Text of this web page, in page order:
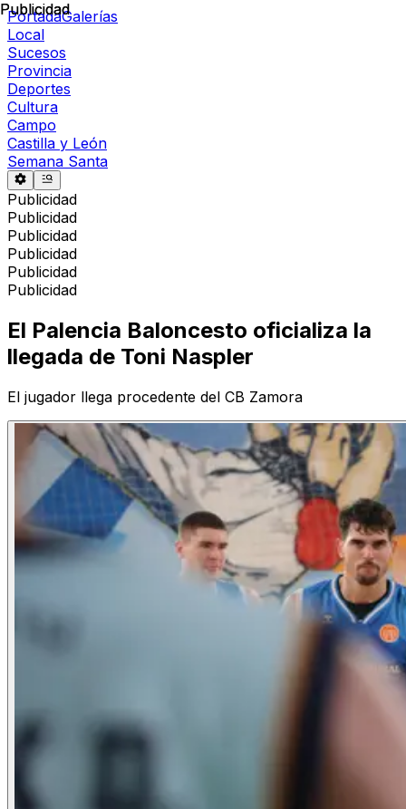
PortadaGalerías
Local
Sucesos
Provincia
Deportes
Cultura
Campo
Castilla y León
Semana Santa
Publicidad
Publicidad
Publicidad
Publicidad
Publicidad
Publicidad
Publicidad
El Palencia Baloncesto oficializa la
llegada de Toni Naspler
El jugador llega procedente del CB Zamora
Publicidad